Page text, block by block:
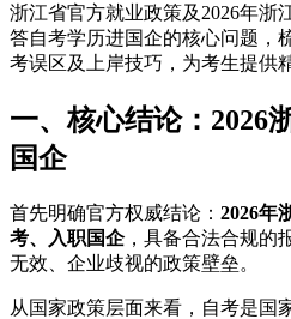
浙江省官方就业政策及2026年浙
答自考学历进国企的核心问题，
考误区及上岸技巧，为考生提供
一、核心结论：2026
国企
首先明确官方权威结论： 2026年
考、入职国企，具备合法合规的
无效、企业歧视的政策壁垒。
从国家政策层面来看，自考是国